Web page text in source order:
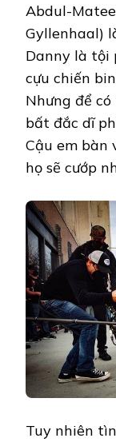
Abdul-
Gyllenhaal)
Danny là tội
cựu chiến
Nhưng để
bất đắc dĩ
Cậu em bàn
họ sẽ cướp
Tuy nhiên